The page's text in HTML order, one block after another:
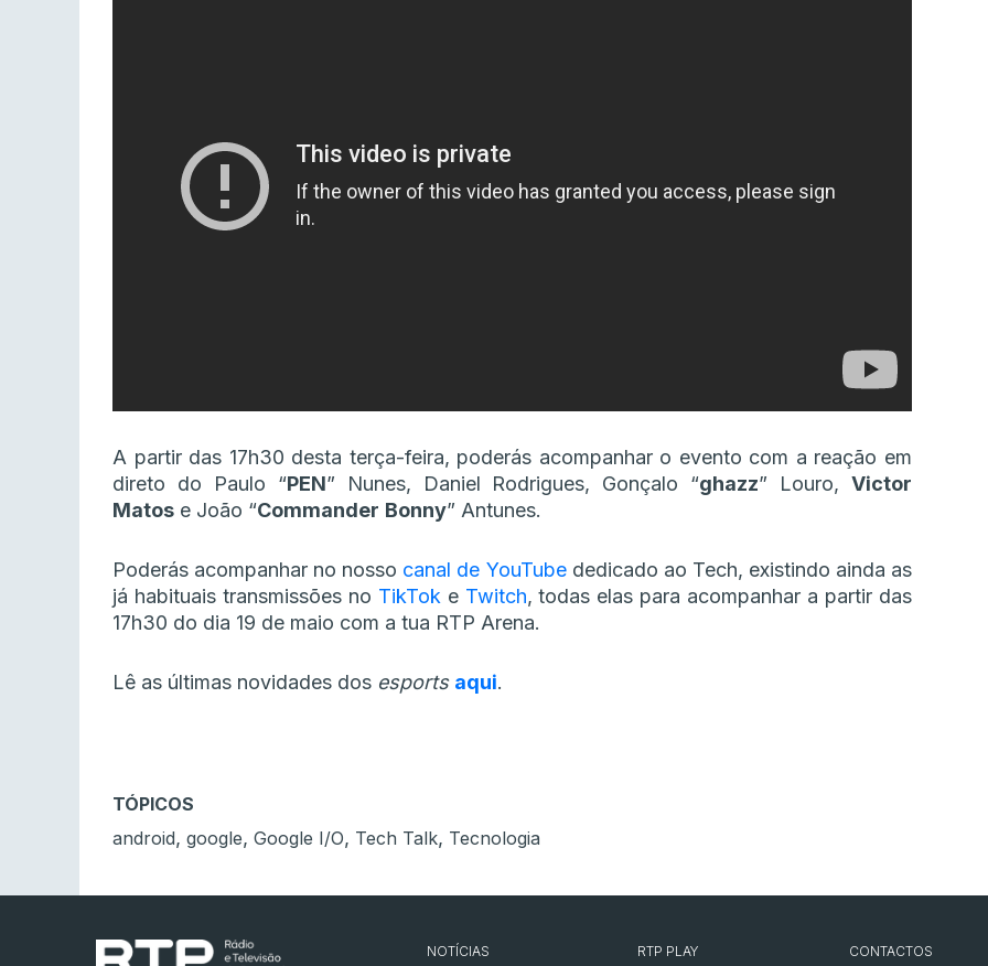
A partir das 17h30 desta terça-feira, poderás acompanhar o evento com a reação em
direto do Paulo “PEN” Nunes, Daniel Rodrigues, Gonçalo “ghazz” Louro,Victor
Matos e João “Commander Bonny” Antunes.
Poderás acompanhar no nosso canal de YouTubededicado ao Tech, existindo ainda as
já habituais transmissões no TikTok e Twitch, todas elas para acompanhar a partir das
17h30 do dia 19 de maio com a tua RTP Arena.
Lê as últimas novidades dos esports aqui.
TÓPICOS
android, google, Google I/O, Tech Talk, Tecnologia
NOTÍCIAS RTP PLAY CONTACTOS